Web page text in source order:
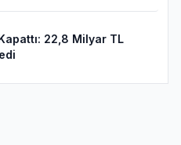
22,8 Milyar TL